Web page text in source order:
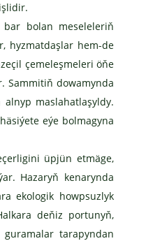
bolan meseleleriň
hyzmatdaşlar hem-de
çemeleşmeleri öňe
Sammitiň dowamynda
maslahatlaşyldy.
eýe bolmagyna
üpjün etmäge,
Hazaryň kenarynda
ekologik howpsuzlyk
deňiz portunyň,
guramalar tarapyndan